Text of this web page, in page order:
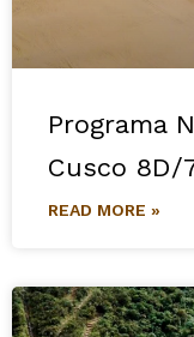
Programa
Cusco 8D/
READ MORE »